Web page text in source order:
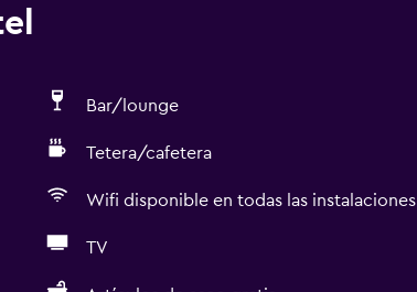
Bar/lounge
Tetera/cafetera
Wifi disponible en todas las instalaciones
TV